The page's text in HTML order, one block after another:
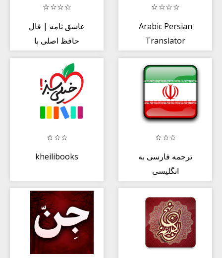
عاشق نامه | فال
حافظ اصلی با
روزانه
Arabic Persian
Translator
kheilibooks
ترجمه فارسی به
انگلیسی